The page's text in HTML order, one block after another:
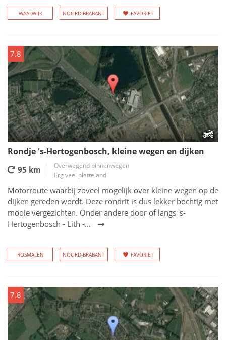
WAALWIJK NOORD-BRABANT FAVORIET
7.8
Rondje 's-Hertogenbosch, kleine wegen en dijken
95 km
Overwegend binnenwegen
Erg veel platteland
Motorroute waarbij zoveel mogelijk over kleine wegen op de
dijken gereden wordt. Deze rondrit is dus lekker bochtig met
mooie vergezichten. Onder andere door of langs 's-
Hertogenbosch - Lith -...
ROSMALEN NOORD-BRABANT FAVORIET
7.8